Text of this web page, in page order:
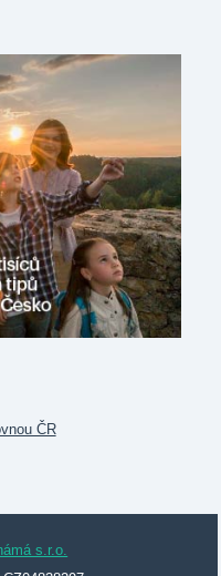
s.r.o.